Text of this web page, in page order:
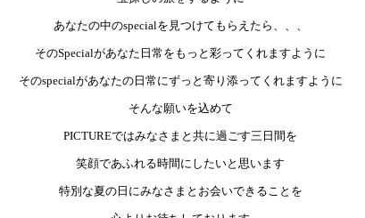
あなたの中のspecialを見つけてもらえたら、、、
そのSpecialがあなた日常をもっと彩ってくれますように
そのspecialがあなたの日常にずっと寄り添ってくれますように
そんな願いを込めて
PICTUREではみなさまと共に過ごす三日間を
笑顔であふれる時間にしたいと思います
特別な夏の日にみなさまとお会いできることを